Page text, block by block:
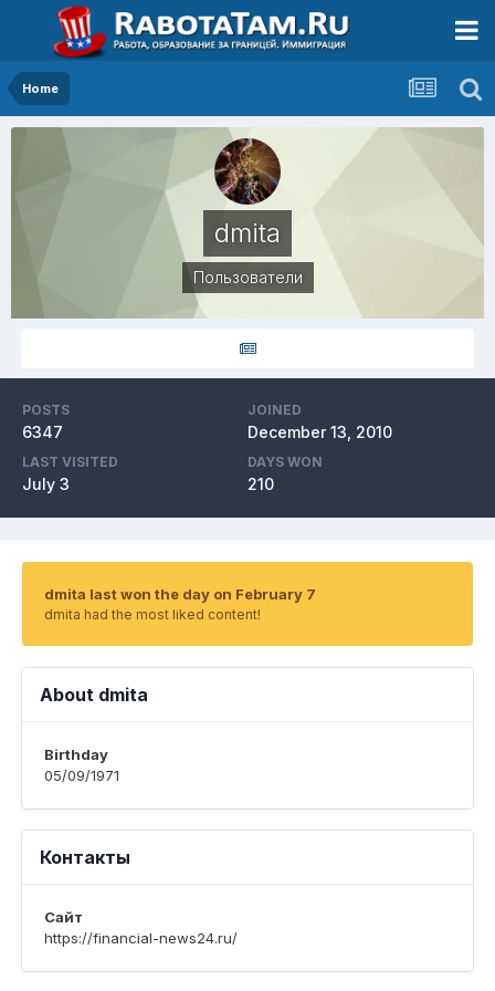
Home
dmita
Пользователи
POSTS
6347
JOINED
December 13, 2010
LAST VISITED
July 3
DAYS WON
210
dmita last won the day on February 7
dmita had the most liked content!
About dmita
Birthday
05/09/1971
Контакты
Сайт
https://financial-news24.ru/